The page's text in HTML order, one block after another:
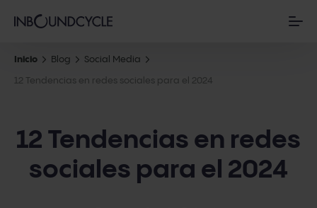
Inicio Blog Social Media
12 Tendencias en redes sociales para el 2024
12 Tendencias en redes
sociales para el 2024